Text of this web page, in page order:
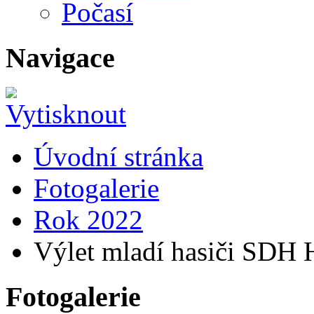
Počasí
Navigace
Úvodní stránka
Fotogalerie
Rok 2022
Výlet mladí hasiči SDH
Fotogalerie